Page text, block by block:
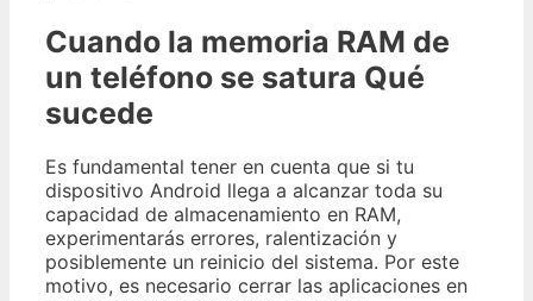
Cuando la memoria RAM de
un teléfono se satura Qué
sucede
Es fundamental tener en cuenta que si tu
dispositivo Android llega a alcanzar toda su
capacidad de almacenamiento en RAM,
experimentarás errores, ralentización y
posiblemente un reinicio del sistema. Por este
motivo, es necesario cerrar las aplicaciones en